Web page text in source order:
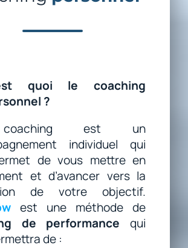
quoi le coaching
?
est un
individuel qui
de vous mettre en
et d’avancer vers la
de votre objectif.
est une méthode de
de performance qui
de :